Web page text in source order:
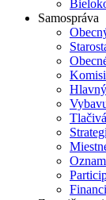
Samospráva